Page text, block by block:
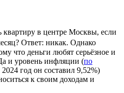
в центре Москвы, если
Ответ: никак. Однако
что деньги любят серьёзное и
и уровень инфляции (по
2024 год он составил 9,52%)
к своим доходам и